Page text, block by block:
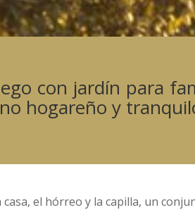
con jardín para
hogareño y
el hórreo y la capilla, un